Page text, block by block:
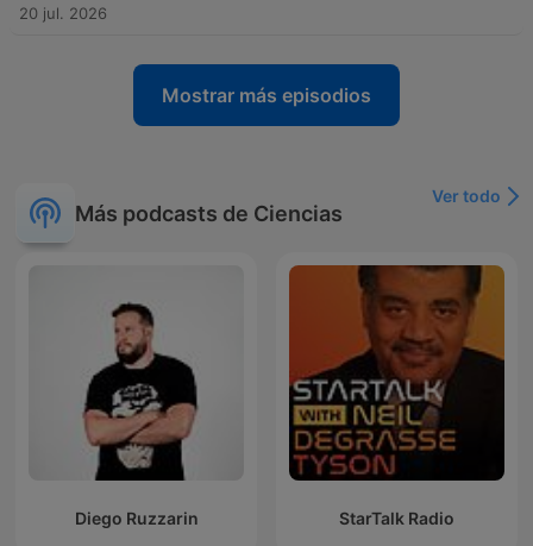
20 jul. 2026
Mostrar más episodios
Más podcasts de Ciencias
Ver todo
Diego Ruzzarin StarTalk Radio